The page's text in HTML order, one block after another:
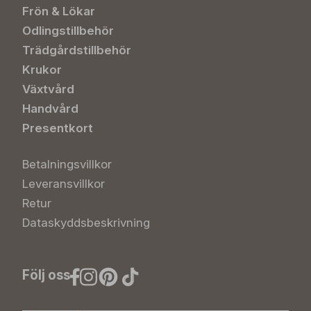
Frön & Lökar
Odlingstillbehör
Trädgårdstillbehör
Krukor
Växtvård
Handvård
Presentkort
Betalningsvillkor
Leveransvillkor
Retur
Dataskyddsbeskrivning
Följ oss